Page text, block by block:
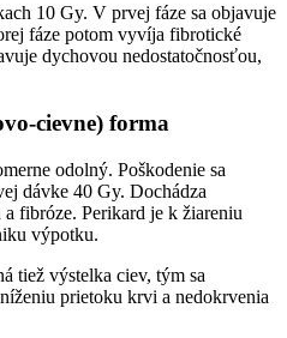
10 Gy. V prvej fáze sa objavuje
fáze potom vyvíja fibrotické
dychovou nedostatočnosťou,
cievne) forma
odolný. Poškodenie sa
dávke 40 Gy. Dochádza
fibróze. Perikard je k žiareniu
výpotku.
tiež výstelka ciev, tým sa
prietoku krvi a nedokrvenia